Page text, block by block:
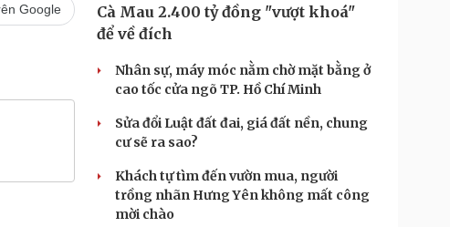
Google
Cà Mau 2.400 tỷ đồng "vượt khoá"
để về đích
Nhân sự, máy móc nằm chờ mặt bằng ở
cao tốc cửa ngõ TP. Hồ Chí Minh
Sửa đổi Luật đất đai, giá đất nền, chung
cư sẽ ra sao?
Khách tự tìm đến vườn mua, người
trồng nhãn Hưng Yên không mất công
mời chào